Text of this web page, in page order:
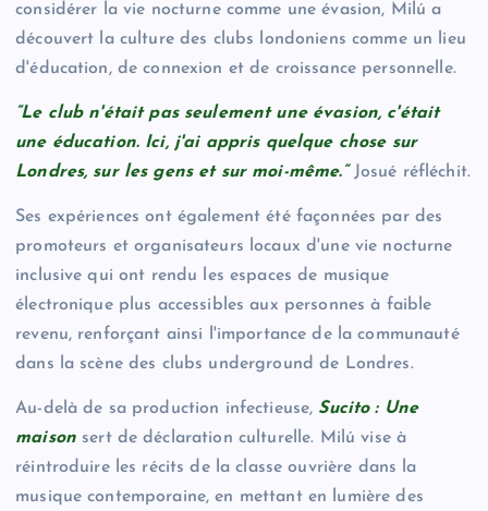
considérer la vie nocturne comme une évasion, Milú a
découvert la culture des clubs londoniens comme un lieu
d'éducation, de connexion et de croissance personnelle.
“Le club n'était pas seulement une évasion, c'était
une éducation. Ici, j'ai appris quelque chose sur
Londres, sur les gens et sur moi-même.”Josué réfléchit.
Ses expériences ont également été façonnées par des
promoteurs et organisateurs locaux d'une vie nocturne
inclusive qui ont rendu les espaces de musique
électronique plus accessibles aux personnes à faible
revenu, renforçant ainsi l'importance de la communauté
dans la scène des clubs underground de Londres.
Au-delà de sa production infectieuse, Sucito : Une
maisonsert de déclaration culturelle. Milú vise à
réintroduire les récits de la classe ouvrière dans la
musique contemporaine, en mettant en lumière des